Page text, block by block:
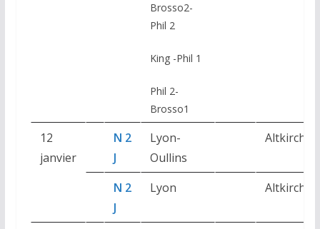
Brosso2-
Phil 2
King -Phil 1
Phil 2-
Brosso1
12
janvier
N 2
J
Lyon-
Oullins
Altkirch
N 2
J
Lyon Altkirch